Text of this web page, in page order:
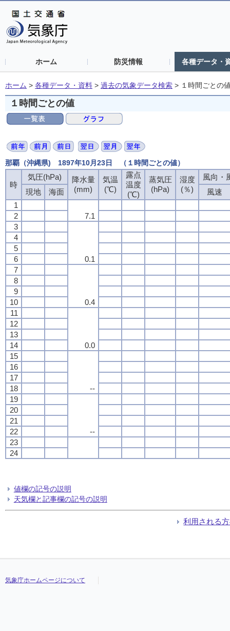
ホーム 防災情報 各種データ・
ホーム > 各種データ・資料 > 過去の気象データ検索 > １時間ごとの
１時間ごとの値
那覇（沖縄県) 1897年10月23日 （１時間ごとの値）
時
気圧(hPa)
降水量
(mm)
気温
(℃)
露点
温度
(℃)
蒸気圧
(hPa)
湿度
(％)
風向・
現地
海面
風速
1
7.1
2
3
0.1
4
5
6
7
0.4
8
9
10
11
0.0
12
13
14
15
--
16
17
18
19
--
20
21
22
23
24
値欄の記号の説明
天気欄と記事欄の記号の説明
利用される
気象庁ホームページについて